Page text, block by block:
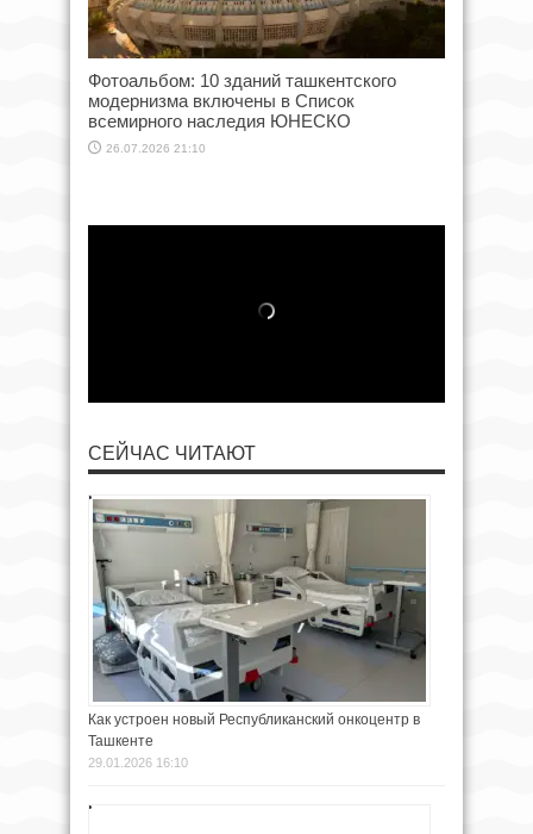
Фотоальбом: 10 зданий ташкентского
модернизма включены в Список
всемирного наследия ЮНЕСКО
26.07.2026 21:10
СЕЙЧАС ЧИТАЮТ
Как устроен новый Республиканский онкоцентр в
Ташкенте
29.01.2026 16:10